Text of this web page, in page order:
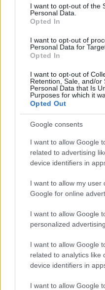
consent section.
I want to opt-out of the
Personal Data.
Opted In
I want to opt-out of
Personal Data for
Opted In
I want to opt-out of
Retention, Sale, and/or
Personal Data that Is
Purposes for which it
Opted Out
Google consents
I want to allow Google
related to advertising
device identifiers in
I want to allow my user
Google for online
I want to allow Google
personalized advertising.
I want to allow Google
related to analytics like
device identifiers in
I want to allow Google
Orvos figyelmeztet:
söpörd
megoldás,